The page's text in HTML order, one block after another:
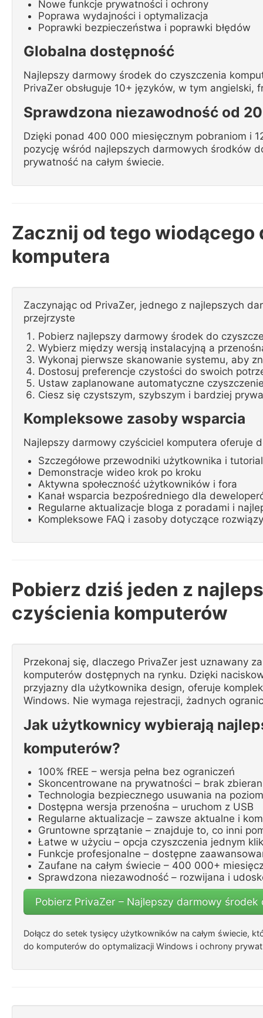
Nowe funkcje prywatności i ochrony
Poprawa wydajności i optymalizacja
Poprawki bezpieczeństwa i poprawki błędów
Globalna dostępność
Najlepszy darmowy środek do czyszczenia
PrivaZer obsługuje 10+ języków, w tym angielski,
Sprawdzona niezawodność od
Dzięki ponad 400 000 miesięcznym pobraniom i
pozycję wśród najlepszych darmowych środków
prywatność na całym świecie.
Zacznij od tego
komputera
Zaczynając od PrivaZer, jednego z najlepszych
przejrzyste
Pobierz najlepszy darmowy środek do
Wybierz między wersją instalacyjną a
Wykonaj pierwsze skanowanie systemu, aby
Dostosuj preferencje czystości do swoich
Ustaw zaplanowane automatyczne
Ciesz się czystszym, szybszym i bardziej
Kompleksowe zasoby wsparcia
Najlepszy darmowy czyściciel komputera oferuje
Szczegółowe przewodniki użytkownika i
Demonstracje wideo krok po kroku
Aktywna społeczność użytkowników i fora
Kanał wsparcia bezpośredniego dla
Regularne aktualizacje bloga z poradami i
Kompleksowe FAQ i zasoby dotyczące
Pobierz dziś jeden z
czyścienia komputerów
Przekonaj się, dlaczego PrivaZer jest uznawany
komputerów dostępnych na rynku. Dzięki
przyjazny dla użytkownika design, oferuje
Windows. Nie wymaga rejestracji, żadnych
Jak użytkownicy wybierają
komputerów?
100% fREE – wersja pełna bez ograniczeń
Skoncentrowane na prywatności – brak
Technologia bezpiecznego usuwania na
Dostępna wersja przenośna – uruchom z USB
Regularne aktualizacje – zawsze aktualne i
Gruntowne sprzątanie – znajduje to, co inni
Łatwe w użyciu – opcja czyszczenia jednym
Funkcje profesjonalne – dostępne
Zaufane na całym świecie – 400 000+
Sprawdzona niezawodność – rozwijana i
Pobierz PrivaZer – Najlepszy darmowy
Dołącz do setek tysięcy użytkowników na całym świecie,
do komputerów do optymalizacji Windows i ochrony